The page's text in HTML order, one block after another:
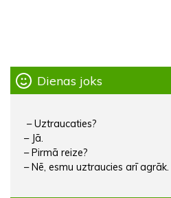
Dienas joks
– Uztraucaties?
– Jā.
– Pirmā reize?
– Nē, esmu uztraucies arī agrāk.